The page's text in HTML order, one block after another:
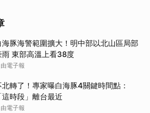
海豚海警範圍擴大！明中部以北山區局部
雨 東部高溫上看38度
電子報
北轉了！專家曝白海豚4關鍵時間點：
這時段」離台最近
電子報